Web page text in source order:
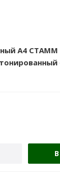
А4 СТАММ